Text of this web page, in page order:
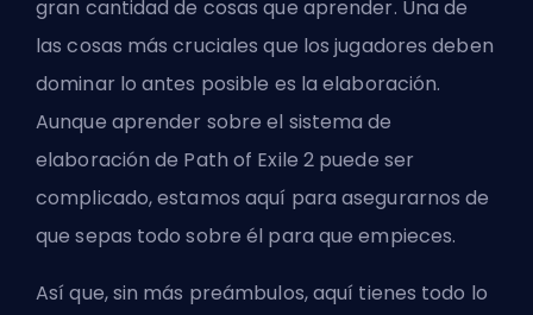
gran cantidad de cosas que aprender. Una de
las cosas más cruciales que los jugadores deben
dominar lo antes posible es la elaboración.
Aunque aprender sobre el sistema de
elaboración de Path of Exile 2 puede ser
complicado, estamos aquí para asegurarnos de
que sepas todo sobre él para que empieces.
Así que, sin más preámbulos, aquí tienes todo lo